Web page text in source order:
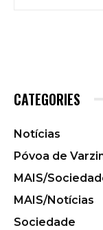
CATEGORIES
Notícias
Póvoa de
MAIS/
MAIS/Notícias
Sociedade